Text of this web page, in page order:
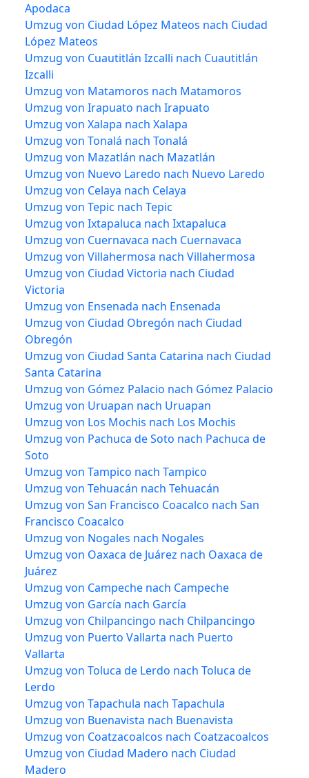
Apodaca
Umzug von Ciudad López Mateos nach Ciudad
López Mateos
Umzug von Cuautitlán Izcalli nach Cuautitlán
Izcalli
Umzug von Matamoros nach Matamoros
Umzug von Irapuato nach Irapuato
Umzug von Xalapa nach Xalapa
Umzug von Tonalá nach Tonalá
Umzug von Mazatlán nach Mazatlán
Umzug von Nuevo Laredo nach Nuevo Laredo
Umzug von Celaya nach Celaya
Umzug von Tepic nach Tepic
Umzug von Ixtapaluca nach Ixtapaluca
Umzug von Cuernavaca nach Cuernavaca
Umzug von Villahermosa nach Villahermosa
Umzug von Ciudad Victoria nach Ciudad
Victoria
Umzug von Ensenada nach Ensenada
Umzug von Ciudad Obregón nach Ciudad
Obregón
Umzug von Ciudad Santa Catarina nach Ciudad
Santa Catarina
Umzug von Gómez Palacio nach Gómez Palacio
Umzug von Uruapan nach Uruapan
Umzug von Los Mochis nach Los Mochis
Umzug von Pachuca de Soto nach Pachuca de
Soto
Umzug von Tampico nach Tampico
Umzug von Tehuacán nach Tehuacán
Umzug von San Francisco Coacalco nach San
Francisco Coacalco
Umzug von Nogales nach Nogales
Umzug von Oaxaca de Juárez nach Oaxaca de
Juárez
Umzug von Campeche nach Campeche
Umzug von García nach García
Umzug von Chilpancingo nach Chilpancingo
Umzug von Puerto Vallarta nach Puerto
Vallarta
Umzug von Toluca de Lerdo nach Toluca de
Lerdo
Umzug von Tapachula nach Tapachula
Umzug von Buenavista nach Buenavista
Umzug von Coatzacoalcos nach Coatzacoalcos
Umzug von Ciudad Madero nach Ciudad
Madero